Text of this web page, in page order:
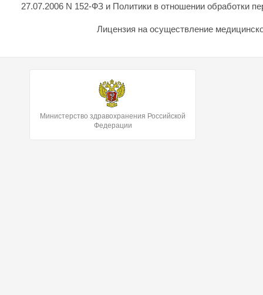
27.07.2006 N 152-ФЗ и Политики в отношении обработки
Лицензия на осуществление
Министерство здравохранения Российской
Федерации